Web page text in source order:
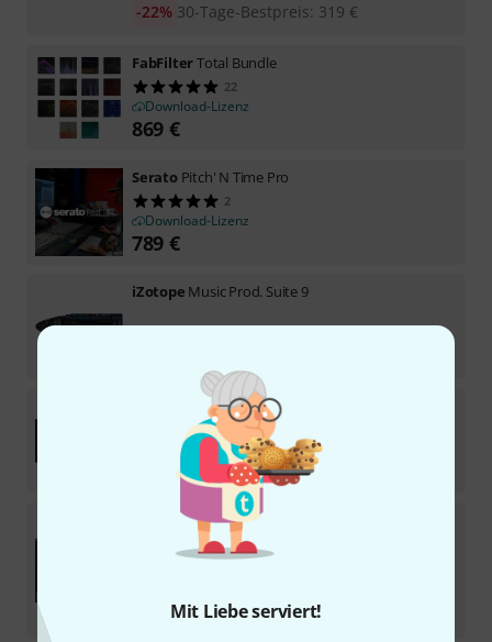
Mit Liebe serviert!
30-Tage-Bestpreis: 319 €
-22%
FabFilterTotal Bundle
22
Download-Lizenz
869 €
Serato Pitch' N Time Pro
2
Download-Lizenz
789 €
iZotope Music Prod. Suite 9
Ozone 12 Elements
Download-Lizenz
AntaresAutoTune EFX+
53
Download-Lizenz
30-Tage-Bestpreis:229
-14%